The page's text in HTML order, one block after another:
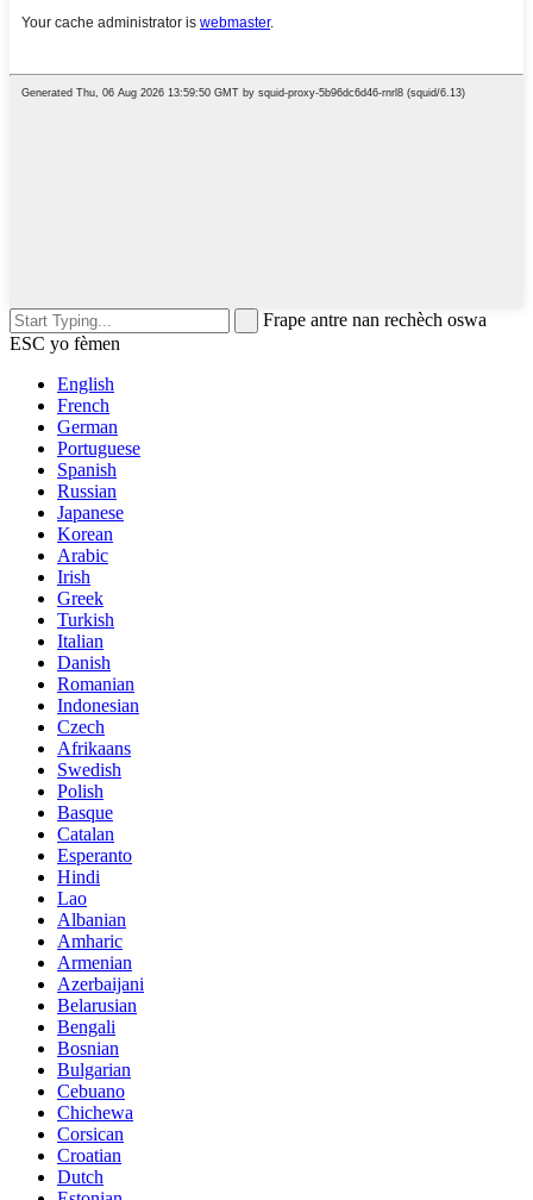
Frape antre nan rechèch oswa
ESC yo fèmen
English
French
German
Portuguese
Spanish
Russian
Japanese
Korean
Arabic
Irish
Greek
Turkish
Italian
Danish
Romanian
Indonesian
Czech
Afrikaans
Swedish
Polish
Basque
Catalan
Esperanto
Hindi
Lao
Albanian
Amharic
Armenian
Azerbaijani
Belarusian
Bengali
Bosnian
Bulgarian
Cebuano
Chichewa
Corsican
Croatian
Dutch